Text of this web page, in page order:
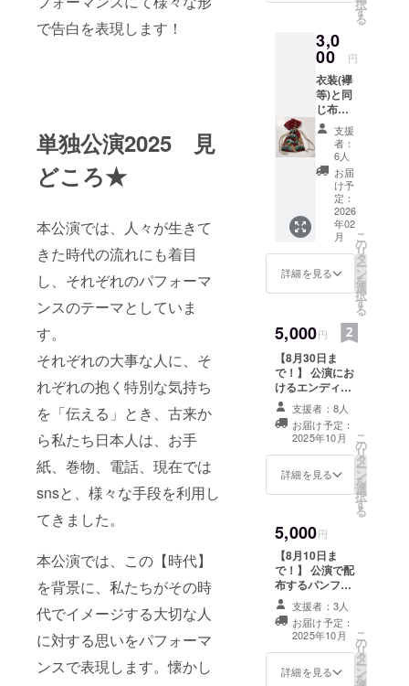
で告白を表現します！
単独公演2025 見
どころ★
本公演では、人々が生きて
きた時代の流れにも着目
し、それぞれのパフォーマ
ンスのテーマとしていま
す。
それぞれの大事な人に、そ
れぞれの抱く特別な気持ち
を「伝える」とき、古来か
ら私たち日本人は、お手
紙、巻物、電話、現在では
snsと、様々な手段を利用し
てきました。
本公演では、この【時代】
を背景に、私たちがその時
代でイメージする大切な人
に対する思いをパフォーマ
ンスで表現します。懐かし
す。 ※
に希望
の文字
をお書
きくだ
さい。
※字の配
置につ
いて
横、斜
め等ご
記載く
ださ
い。特
に指定
のない
場合斜
めとな
は242㎜
×273m
mとな
りま
す。
択
す
る
3,0
00 円
衣装(襷
等)と同
じ布地
を用い
た品(巾
着)をお
渡しし
ます！
※柄指定
不可 ※
サイズ
200mm
×140m
mとな
りま
真サン
プルと
同サイ
ズ)
支援
者：
6人
お届
け予
定：
2026
年02
月
詳細を見る
こ
の
リ
タ
ー
ン
を
選
択
す
る
5,000円
【8月30日ま
で！】 公演にお
けるエンディン
グ映像のエンド
クレジットにお
名前を記載しま
す！ 企業・店舗
様でロゴ・バ
ナー等での掲載
載ください。共
有方法について
こちらからメー
ルをお送りいた
します。 公演終
了後、メール等
にて映像データ
をお送りいたし
ます。 ※備考欄
に希望するお名
前をお書きくだ
支援者：8人
お届け予定：
2025年10月
詳細を見る
こ
の
リ
タ
ー
ン
を
選
択
す
る
5,000円
【8月10日ま
で！】 公演で配
布するパンフ
レットへお名前
を記載します！
企業・店舗様で
ロゴ・バナー等
での掲載をご希
望される場合、
支援者：3人
お届け予定：
2025年10月
詳細を見る
こ
の
リ
タ
ー
ン
を